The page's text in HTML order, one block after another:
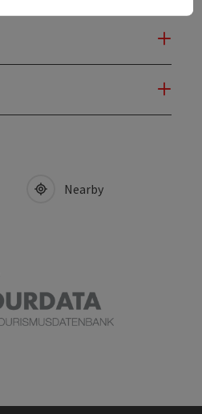
Nearby